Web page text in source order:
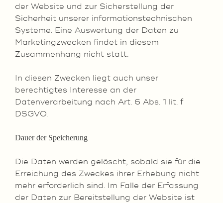
der Website und zur Sicherstellung der
Sicherheit unserer informationstechnischen
Systeme. Eine Auswertung der Daten zu
Marketingzwecken findet in diesem
Zusammenhang nicht statt.
In diesen Zwecken liegt auch unser
berechtigtes Interesse an der
Datenverarbeitung nach Art. 6 Abs. 1 lit. f
DSGVO.
Dauer der Speicherung
Die Daten werden gelöscht, sobald sie für die
Erreichung des Zweckes ihrer Erhebung nicht
mehr erforderlich sind. Im Falle der Erfassung
der Daten zur Bereitstellung der Website ist